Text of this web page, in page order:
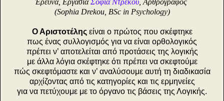
(Sophia Drekou, BSc in Psychology)
Ο Αριστοτέληςείναι ο πρώτος που σκέφτηκε
πως ένας συλλογισμός για να είναι ορθολογικός
πρέπει ν’ αποτελείται από προτάσεις της λογικής
με άλλα λόγια σκέφτηκε ότι πρέπει να σκεφτούμε
πώς σκεφτόμαστε και ν’ αναλύσουμε αυτή τη διαδικασία
αρχίζοντας από τις κατηγορίες και τις ερμηνείες
για να πετύχουμε με το όργανο τις βάσεις της Λογικής.